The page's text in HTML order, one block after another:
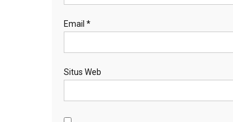
Email *
Situs Web